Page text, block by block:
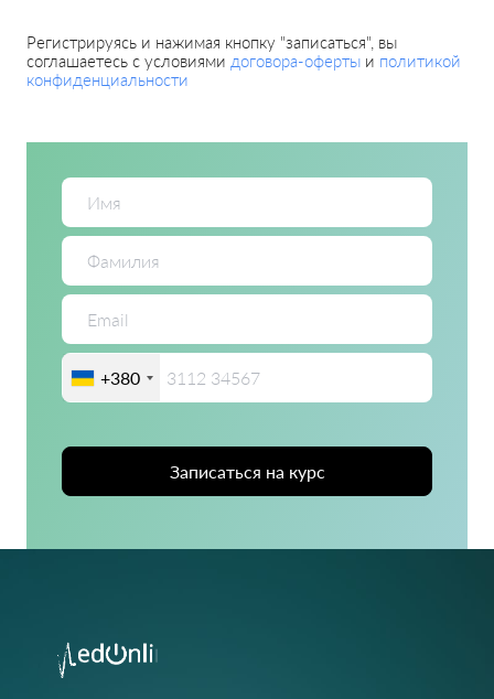
Регистрируясь и нажимая кнопку "записаться", вы
соглашаетесь с условиями договора-оферты и политикой
конфиденциальности
+380
Записаться на курс